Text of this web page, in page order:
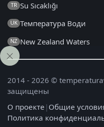
TR Su Sıcaklığı
UK Температура Води
NZ New Zealand Waters
2014 - 2026 ©
защищены
О проекте | Общие
Политика